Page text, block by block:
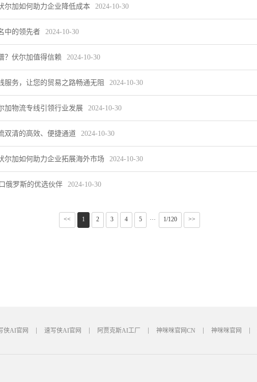
尔加如何助力企业降低成本 2024-10-30
中的领先者 2024-10-30
？伏尔加值得信赖 2024-10-30
服务，让您的贸易之路畅通无阻 2024-10-30
加物流专线引领行业发展 2024-10-30
双清的高效、便捷通道 2024-10-30
尔加如何助力企业拓展海外市场 2024-10-30
俄罗斯的优选伙伴 2024-10-30
<< 1 2 3 4 5 ··· 1/120 >>
侠AI官网 速写侠AI官网 阿贾克斯AI工厂 神咪咪官网CN 神咪咪官网